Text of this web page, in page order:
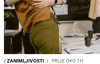
/ZANIMLJIVOSTI I PRIJE OKO 1H